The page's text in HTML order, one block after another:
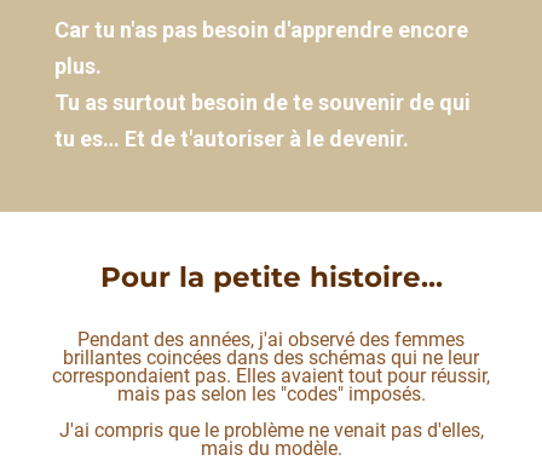
Car tu n'as pas besoin d'apprendre encore
plus.
Tu as surtout besoin de te souvenir de qui
tu es… Et de t'autoriser à le devenir.
Pour la petite histoire...
Pendant des années, j'ai observé des femmes
brillantes coincées dans des schémas qui ne leur
correspondaient pas. Elles avaient tout pour réussir,
mais pas selon les "codes" imposés.
J'ai compris que le problème ne venait pas d'elles,
mais du modèle.